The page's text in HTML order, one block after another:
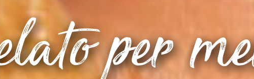
per